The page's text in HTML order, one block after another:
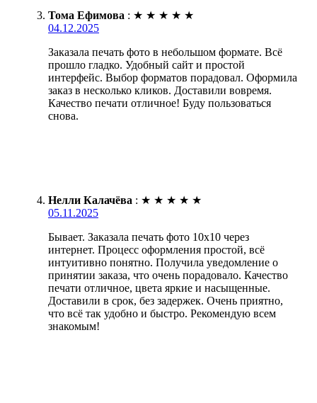
Тома Ефимова : ★ ★ ★ ★ ★
04.12.2025
Заказала печать фото в небольшом формате. Всё
прошло гладко. Удобный сайт и простой
интерфейс. Выбор форматов порадовал. Оформила
заказ в несколько кликов. Доставили вовремя.
Качество печати отличное! Буду пользоваться
снова.
Нелли Калачёва : ★ ★ ★ ★ ★
05.11.2025
Бывает. Заказала печать фото 10х10 через
интернет. Процесс оформления простой, всё
интуитивно понятно. Получила уведомление о
принятии заказа, что очень порадовало. Качество
печати отличное, цвета яркие и насыщенные.
Доставили в срок, без задержек. Очень приятно,
что всё так удобно и быстро. Рекомендую всем
знакомым!